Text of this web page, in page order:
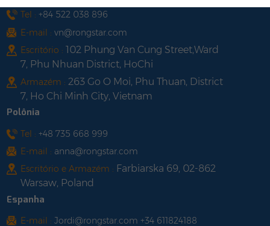
Tel : +84 522 038 896
E-mail : vn@rongstar.com
Escritório : 102 Phung Van Cung Street,Ward
7, Phu Nhuan District, HoChi
Armazém : 263 Go O Moi, Phu Thuan, District
7, Ho Chi Minh City, Vietnam
Polônia
Tel : +48 735 668 999
E-mail : anna@rongstar.com
Escritório e Armazém : Farbiarska 69, 02-862
Warsaw, Poland
Espanha
E-mail : Jordi@rongstar.com +34 611824188